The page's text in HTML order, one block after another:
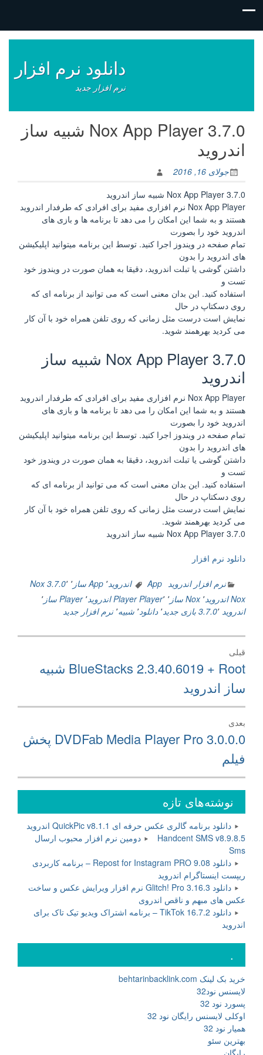
نوشته‌ها
دانلود نرم افزار
نرم افزار جدید
Nox App Player 3.7.0 شبیه ساز
اندروید
جولای 16, 2016
Nox App Player 3.7.0 شبیه ساز اندروید
Nox App Player نرم افزاری مفید برای افرادی که طرفدار اندروید
هستند و به شما این امکان را می دهد تا برنامه ها و بازی های
اندروید خود را بصورت
تمام صفحه در ویندوز اجرا کنید. توسط این برنامه میتوانید اپلیکیشن
های اندروید را بدون
داشتن گوشی یا تبلت اندروید، دقیقا به همان صورت در ویندوز خود
تست و
استفاده کنید. این بدان معنی است که می توانید از برنامه ای که
روی دسکتاپ در حال
نمایش است درست مثل زمانی که روی تلفن همراه خود با آن کار
می کردید بهرهمند شوید.
Nox App Player 3.7.0 شبیه ساز
اندروید
Nox App Player نرم افزاری مفید برای افرادی که طرفدار اندروید
هستند و به شما این امکان را می دهد تا برنامه ها و بازی های
اندروید خود را بصورت
تمام صفحه در ویندوز اجرا کنید. توسط این برنامه میتوانید اپلیکیشن
های اندروید را بدون
داشتن گوشی یا تبلت اندروید، دقیقا به همان صورت در ویندوز خود
تست و
استفاده کنید. این بدان معنی است که می توانید از برنامه ای که
روی دسکتاپ در حال
نمایش است درست مثل زمانی که روی تلفن همراه خود با آن کار
می کردید بهرهمند شوید.
Nox App Player 3.7.0 شبیه ساز اندروید
دانلود نرم افزار
نرم افزار اندروید App اندروید ٬ App ساز ٬ Nox 3.7.0٬
Nox اندروید
٬ Nox ساز ٬ Player٬ Player اندروید ٬ Player ساز
٬
اندروید 3.7.0 ٬ بازی جدید٬ دانلود٬ شبیه٬ نرم افزار جدید
راهبری
نوشته
قبلی
نوشته
قبلی:
BlueStacks 2.3.40.6019 + Root شبیه
ساز اندروید
بعدی
نوشته
بعدی:
DVDFab Media Player Pro 3.0.0.0 پخش
فیلم
نوشته‌های تازه
دانلود برنامه گالری عکس حرفه ای QuickPic v8.1.1 اندروید
Handcent SMS v8.9.8.5 دومین نرم افزار محبوب ارسال
Sms
دانلود Repost for Instagram PRO 9.08 – برنامه کاربردی
ریپست اینستاگرام اندروید
دانلود Glitch! Pro 3.16.3 نرم افزار ویرایش عکس و ساخت
عکس های مبهم و ناقص اندروی
دانلود TikTok 16.7.2 – برنامه اشتراک ویدیو تیک تاک برای
اندروید
.
خرید بک لینک behtarinbacklink.com
لایسنس نود32
پسورد نود 32
اوکلی لایسنس رایگان نود 32
همیار نود 32
بهترین سئو
رایگان